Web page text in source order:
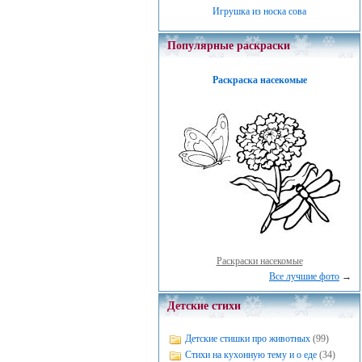
Игрушка из носка сова
Популярные раскраски
Раскраска насекомые
Раскраски насекомые
Все лучшие фото →
Детские стихи
Детские стишки про животных (99)
Стихи на кухонную тему и о еде (34)